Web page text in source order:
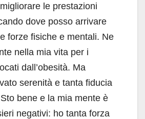
le prestazioni
dove posso arrivare
forze fisiche e mentali. Ne
nella mia vita per i
dall’obesità. Ma
serenità e tanta fiducia
bene e la mia mente è
negativi: ho tanta forza